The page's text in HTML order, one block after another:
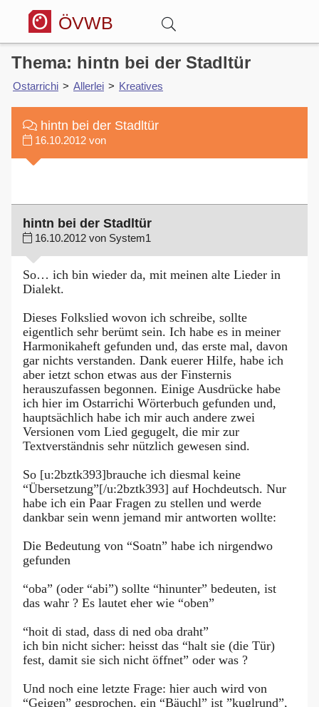
ÖVWB
Anmelden
Wörterbuch
Blog
Thema: hintn bei der Stadltür
Ostarrichi > Allerlei > Kreatives
hintn bei der Stadltür
16.10.2012 von
hintn bei der Stadltür
16.10.2012 von System1
So… ich bin wieder da, mit meinen alte Lieder in
Dialekt.
Dieses Folkslied wovon ich schreibe, sollte
eigentlich sehr berümt sein. Ich habe es in meiner
Harmonikaheft gefunden und, das erste mal, davon
gar nichts verstanden. Dank euerer Hilfe, habe ich
aber ietzt schon etwas aus der Finsternis
herauszufassen begonnen. Einige Ausdrücke habe
ich hier im Ostarrichi Wörterbuch gefunden und,
hauptsächlich habe ich mir auch andere zwei
Versionen vom Lied gegugelt, die mir zur
Textverständnis sehr nützlich gewesen sind.
So [u:2bztk393]brauche ich diesmal keine
“Übersetzung”[/u:2bztk393] auf Hochdeutsch. Nur
habe ich ein Paar Fragen zu stellen und werde
dankbar sein wenn jemand mir antworten wollte:
Die Bedeutung von “Soatn” habe ich nirgendwo
gefunden
“oba” (oder “abi”) sollte “hinunter” bedeuten, ist
das wahr ? Es lautet eher wie “oben”
“hoit di stad, dass di ned oba draht”
ich bin nicht sicher: heisst das “halt sie (die Tür)
fest, damit sie sich nicht öffnet” oder was ?
Und noch eine letzte Frage: hier auch wird von
“Geigen” gesprochen, ein “Bäuchl” ist ”kuglrund”,